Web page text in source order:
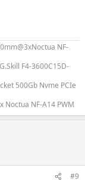
NF-
F4-3600C15D-
500Gb Nvme PCIe
Noctua NF-A14 PWM
#9